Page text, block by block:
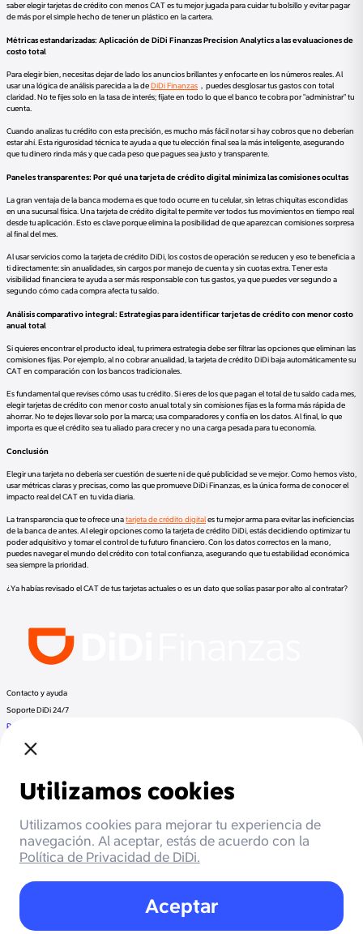
saber elegir tarjetas de crédito con menos CAT es tu mejor jugada para cuidar tu bolsillo y evitar pagar
de más por el simple hecho de tener un plástico en la cartera.
Métricas estandarizadas: Aplicación de DiDi Finanzas Precision Analytics a las evaluaciones de
costo total
Para elegir bien, necesitas dejar de lado los anuncios brillantes y enfocarte en los números reales. Al
usar una lógica de análisis parecida a la deDiDi Finanzas ，puedes desglosar tus gastos con total
claridad. No te fijes solo en la tasa de interés; fíjate en todo lo que el banco te cobra por "administrar" tu
cuenta.
Cuando analizas tu crédito con esta precisión, es mucho más fácil notar si hay cobros que no deberían
estar ahí. Esta rigurosidad técnica te ayuda a que tu elección final sea la más inteligente, asegurando
que tu dinero rinda más y que cada peso que pagues sea justo y transparente.
Paneles transparentes: Por qué una tarjeta de crédito digital minimiza las comisiones ocultas
La gran ventaja de la banca moderna es que todo ocurre en tu celular, sin letras chiquitas escondidas
en una sucursal física. Una tarjeta de crédito digital te permite ver todos tus movimientos en tiempo real
desde tu aplicación. Esto es clave porque elimina la posibilidad de que aparezcan comisiones sorpresa
al final del mes.
Al usar servicios como la tarjeta de crédito DiDi, los costos de operación se reducen y eso te beneficia a
ti directamente: sin anualidades, sin cargos por manejo de cuenta y sin cuotas extra. Tener esta
visibilidad financiera te ayuda a ser más responsable con tus gastos, ya que puedes ver segundo a
segundo cómo cada compra afecta tu saldo.
Análisis comparativo integral: Estrategias para identificar tarjetas de crédito con menor costo
anual total
Si quieres encontrar el producto ideal, tu primera estrategia debe ser filtrar las opciones que eliminan las
comisiones fijas. Por ejemplo, al no cobrar anualidad, la tarjeta de crédito DiDi baja automáticamente su
CAT en comparación con los bancos tradicionales.
Es fundamental que revises cómo usas tu crédito. Si eres de los que pagan el total de tu saldo cada mes,
elegir tarjetas de crédito con menor costo anual total y sin comisiones fijas es la forma más rápida de
ahorrar. No te dejes llevar solo por la marca; usa comparadores y confía en los datos. Al final, lo que
importa es que el crédito sea tu aliado para crecer y no una carga pesada para tu economía.
Conclusión
Elegir una tarjeta no debería ser cuestión de suerte ni de qué publicidad se ve mejor. Como hemos visto,
usar métricas claras y precisas, como las que promueve DiDi Finanzas, es la única forma de conocer el
impacto real del CAT en tu vida diaria.
La transparencia que te ofrece unatarjeta de crédito digitales tu mejor arma para evitar las ineficiencias
de la banca de antes. Al elegir opciones como la tarjeta de crédito DiDi, estás decidiendo optimizar tu
poder adquisitivo y tomar el control de tu futuro financiero. Con los datos correctos en la mano,
puedes navegar el mundo del crédito con total confianza, asegurando que tu estabilidad económica
sea siempre la prioridad.
¿Ya habías revisado el CAT de tus tarjetas actuales o es un dato que solías pasar por alto al contratar?
Contacto y ayuda
Soporte DiDi 24/7
Preguntas frecuentes
Llama a DiDi Finance al:
DiDi Pasajero
DiDi ConductorDiDi Food
DiDi
Beneficios
Soporte DiDi
Respaldada por Mastercard
Autoridad reguladora
Más información
Blog